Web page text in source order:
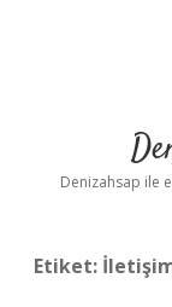
Denizahsap ile
Etiket: